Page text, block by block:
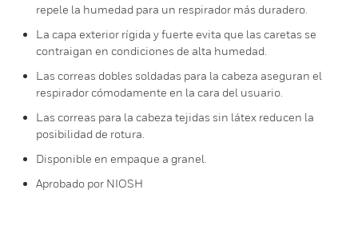
repele la humedad para un respirador más duradero.
La capa exterior rígida y fuerte evita que las caretas se
contraigan en condiciones de alta humedad.
Las correas dobles soldadas para la cabeza aseguran el
respirador cómodamente en la cara del usuario.
Las correas para la cabeza tejidas sin látex reducen la
posibilidad de rotura.
Disponible en empaque a granel.
Aprobado por NIOSH